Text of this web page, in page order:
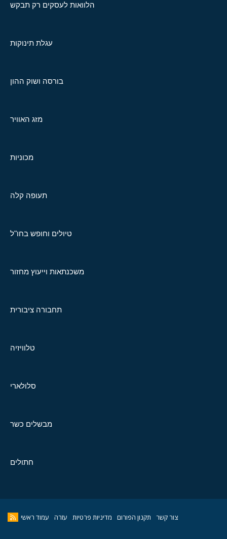
הלוואות לעסקים רק תבקש
עגלת תינוקות
בורסה ושוק ההון
מזג האוויר
מכוניות
תעופה קלה
טיולים וחופש בחו"ל
משכנתאות וייעוץ מחזור
תחבורה ציבורית
טלוויזיה
סלולארי
מבשלים כשר
חתולים
צור קשר תקנון הפורום מדיניות פרטיות עזרה עמוד ראשי